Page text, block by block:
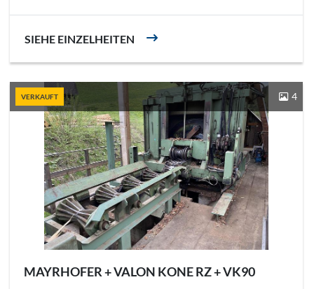
SIEHE EINZELHEITEN
VERKAUFT 4
MAYRHOFER + VALON KONE RZ + VK90